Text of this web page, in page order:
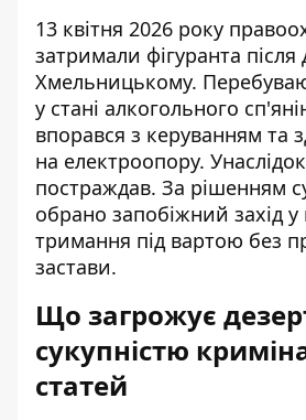
13 квітня 2026 року
затримали фігуранта після
Хмельницькому.
у стані алкогольного
впорався з керуванням та
на електроопору. Унаслідок
постраждав. За рішенням
обрано запобіжний захід у
тримання під вартою без
застави.
Що загрожує
сукупністю
статей